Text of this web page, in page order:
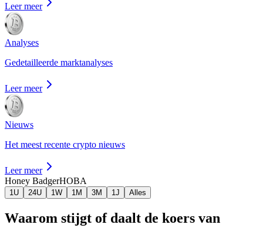
Leer meer
Analyses
Gedetailleerde marktanalyses
Leer meer
Nieuws
Het meest recente crypto nieuws
Leer meer
Honey BadgerHOBA
1U 24U 1W 1M 3M 1J Alles
Waarom stijgt of daalt de koers van